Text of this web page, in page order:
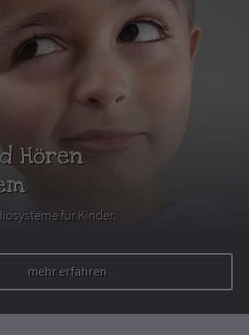
Hören
für Kinder.
mehr erfahren